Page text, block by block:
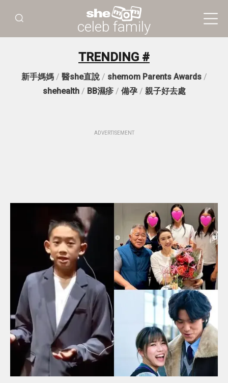
celeb family
TRENDING #
新手媽媽/ 醫she直說/ shemom Parents Awards/
shehealth/ BB濕疹/ 備孕/ 親子好去處
ADVERTISEMENT